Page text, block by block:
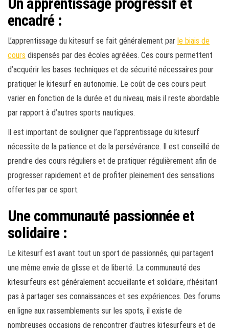
encadré :
L’apprentissage du kitesurf se fait généralement par le biais de
cours dispensés par des écoles agréées. Ces cours permettent
d’acquérir les bases techniques et de sécurité nécessaires pour
pratiquer le kitesurf en autonomie. Le coût de ces cours peut
varier en fonction de la durée et du niveau, mais il reste abordable
par rapport à d’autres sports nautiques.
Il est important de souligner que l’apprentissage du kitesurf
nécessite de la patience et de la persévérance. Il est conseillé de
prendre des cours réguliers et de pratiquer régulièrement afin de
progresser rapidement et de profiter pleinement des sensations
offertes par ce sport.
Une communauté passionnée et
solidaire :
Le kitesurf est avant tout un sport de passionnés, qui partagent
une même envie de glisse et de liberté. La communauté des
kitesurfeurs est généralement accueillante et solidaire, n’hésitant
pas à partager ses connaissances et ses expériences. Des forums
en ligne aux rassemblements sur les spots, il existe de
nombreuses occasions de rencontrer d’autres kitesurfeurs et de